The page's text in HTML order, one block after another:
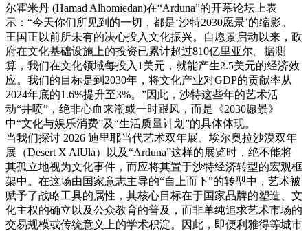
尔霍米丹 (Hamad Alhomiedan)在“Arduna”的开幕论坛上表
示：“今天你们所见到的一切，都是‘沙特2030愿景’的缩影。
王国正以前所未有的决心投入文化振兴。自愿景启动以来，政
府在文化基础设施上的投资已累计超过810亿里亚尔。据测
算，我们在文化领域每投入1美元，就能产生2.5美元的经济效
应。我们的目标是到2030年，将文化产业对GDP的贡献率从
2024年底的1.6%提升至3%。”因此，沙特这些年的艺术活
动“井喷”，绝非心血来潮或一时跟风，而是《2030愿景》
中“文化与娱乐消费”及“生活质量计划”的具体体现。
当我们探讨 2026 迪里耶当代艺术双年展、埃尔奥拉沙漠双年
展（Desert X AlUla）以及“Arduna”这样的展览时，绝不能将
其孤立地视为文化事件，而应将其置于沙特经济转型的宏观框
架中。在这场由国家意志主导的“自上而下”的转型中，艺术被
赋予了战略工具的属性，其核心目标在于国家品牌的塑造、文
化主权的确立以及公众教育的普及，而非单纯追求艺术市场的
交易规模或传统意义上的学术积淀。因此，即便利雅得等城市